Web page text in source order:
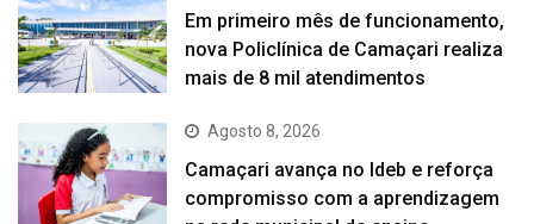
Em primeiro mês de funcionamento,
nova Policlínica de Camaçari realiza
mais de 8 mil atendimentos
Agosto 8, 2026
Camaçari avança no Ideb e reforça
compromisso com a aprendizagem